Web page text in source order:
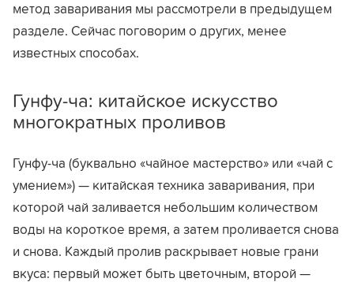
метод заваривания мы рассмотрели в предыдущем
разделе. Сейчас поговорим о других, менее
известных способах.
Гунфу-ча: китайское искусство
многократных проливов
Гунфу-ча (буквально «чайное мастерство» или «чай с
умением») — китайская техника заваривания, при
которой чай заливается небольшим количеством
воды на короткое время, а затем проливается снова
и снова. Каждый пролив раскрывает новые грани
вкуса: первый может быть цветочным, второй —